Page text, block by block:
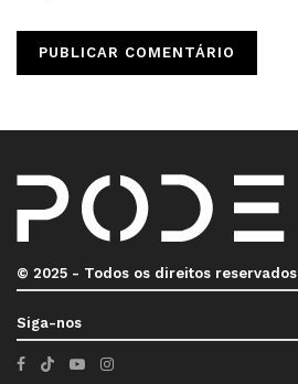
© 2025 - Todos os direitos reservados
Siga-nos